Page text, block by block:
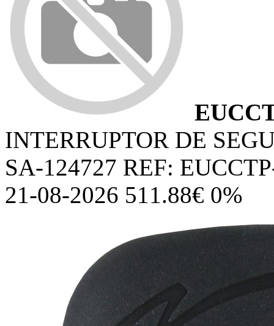
INTERRUPTOR DE
SA-124727 REF:
21-08-2026 511.88€ 0%